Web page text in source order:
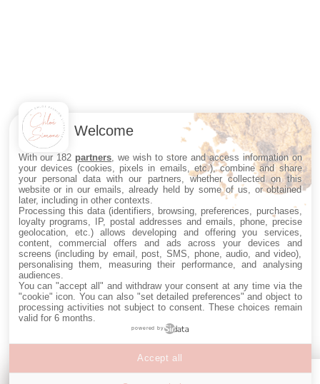
Welcome
With our 182 partners , we wish to store and access information on
your devices (cookies, pixels in emails, etc.), combine and share
your personal data with our partners, whether collected on this
website or in our emails, already held by some of us, or obtained
later, including in other contexts.
Processing this data (identifiers, browsing, preferences, purchases,
loyalty programs, IP, postal addresses and emails, phone, precise
geolocation, etc.) allows developing and offering you services,
content, commercial offers and ads across your devices and
screens (including by email, post, SMS, phone, audio, and video),
personalising them, measuring their performance, and analysing
audiences.
You can "accept all" and withdraw your consent at any time via the
"cookie" icon . You can also "set detailed preferences" and object to
processing activities not subject to consent. These choices remain
valid for 6 months.
powered by
Accept all